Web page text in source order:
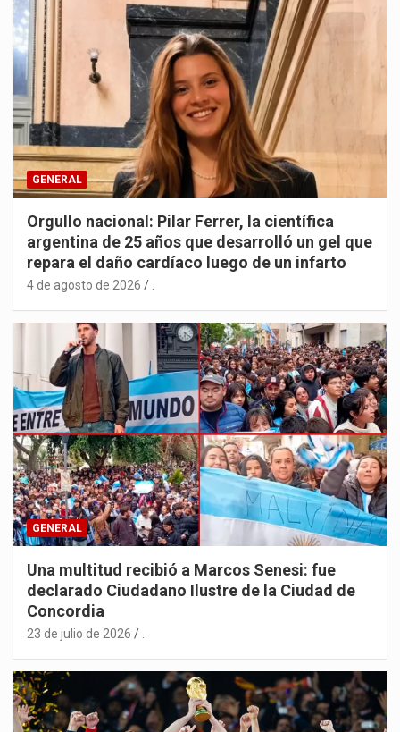
GENERAL
Orgullo nacional: Pilar Ferrer, la científica
argentina de 25 años que desarrolló un gel que
repara el daño cardíaco luego de un infarto
4 de agosto de 2026
GENERAL
Una multitud recibió a Marcos Senesi: fue
declarado Ciudadano Ilustre de la Ciudad de
Concordia
23 de julio de 2026 .